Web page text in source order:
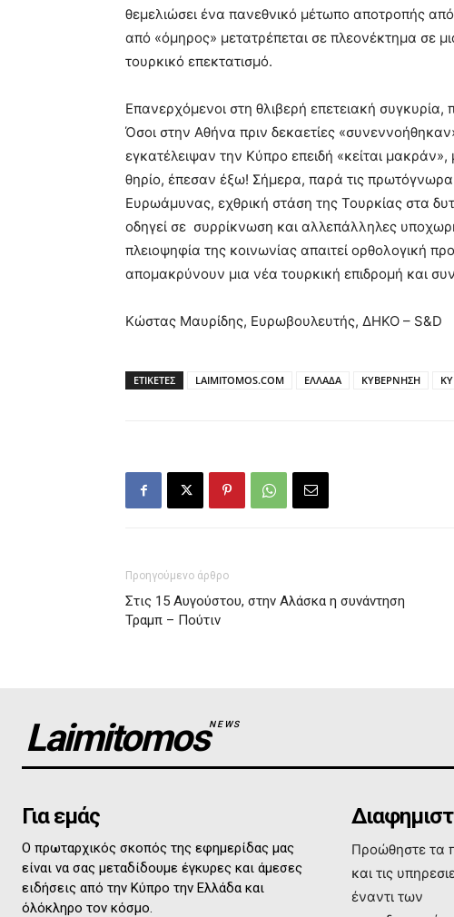
θεμελιώσει ένα πανεθνικό μέτωπο αποτροπής
από «όμηρος» μετατρέπεται σε πλεονέκτημα σε
τουρκικό επεκτατισμό.
Επανερχόμενοι στη θλιβερή επετειακή
Όσοι στην Αθήνα πριν δεκαετίες
εγκατέλειψαν την Κύπρο επειδή «κείται
θηρίο, έπεσαν έξω! Σήμερα, παρά τις πρωτόγνωρα
Ευρωάμυνας, εχθρική στάση της Τουρκίας στα
οδηγεί σε συρρίκνωση και αλλεπάλληλες
πλειοψηφία της κοινωνίας απαιτεί ορθολογική
απομακρύνουν μια νέα τουρκική επιδρομή και
Κώστας Μαυρίδης, Ευρωβουλευτής, ΔΗΚΟ – S&D
ΕΤΙΚΕΤΕΣ LAIMITOMOS.COM ΕΛΛΑΔΑ ΚΥΒΕΡΝΗΣΗ
Προηγούμενο άρθρο
Στις 15 Αυγούστου, στην Αλάσκα η συνάντηση
Τραμπ – Πούτιν
LaimitomosNEWS
Για εμάς
Ο πρωταρχικός σκοπός της εφημερίδας μας
είναι να σας μεταδίδουμε έγκυρες και άμεσες
ειδήσεις από την Κύπρο την Ελλάδα και
όλόκληρο τον κόσμο.
Προώθηστε τα
και τις
έναντι των